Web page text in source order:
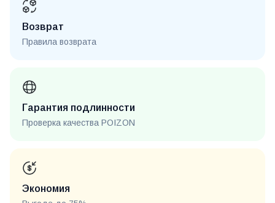
Возврат
Правила возврата
Гарантия подлинности
Проверка качества POIZON
Экономия